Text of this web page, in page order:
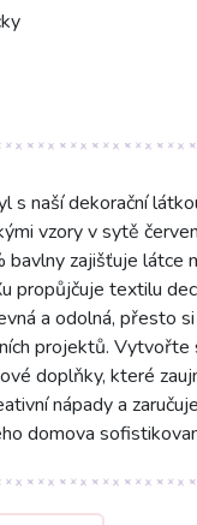
s naší dekorační
vzory v sytě
bavlny zajišťuje
propůjčuje textilu
a odolná, přesto
projektů.
doplňky, které
nápady a
domova